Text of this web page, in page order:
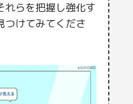
れらを把握し強化す
つけてみてくださ